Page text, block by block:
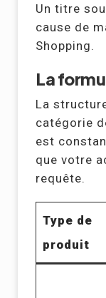
Un titre
cause de
Shopping.
La
La
catégorie
est
que votre
requête.
Type de
produit